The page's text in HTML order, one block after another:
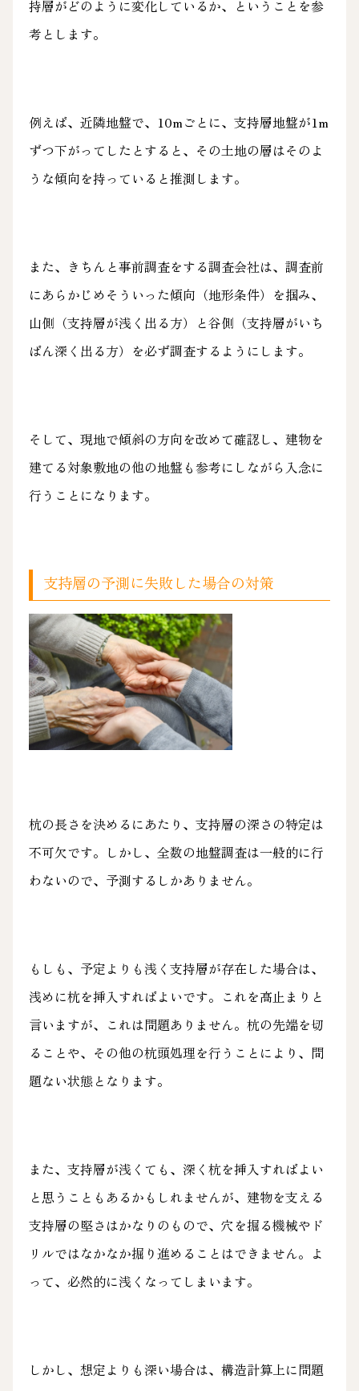
持層がどのように変化しているか、ということを参
考とします。
例えば、近隣地盤で、10mごとに、支持層地盤が1m
ずつ下がってしたとすると、その土地の層はそのよ
うな傾向を持っていると推測します。
また、きちんと事前調査をする調査会社は、調査前
にあらかじめそういった傾向（地形条件）を掴み、
山側（支持層が浅く出る方）と谷側（支持層がいち
ばん深く出る方）を必ず調査するようにします。
そして、現地で傾斜の方向を改めて確認し、建物を
建てる対象敷地の他の地盤も参考にしながら入念に
行うことになります。
支持層の予測に失敗した場合の対策
杭の長さを決めるにあたり、支持層の深さの特定は
不可欠です。しかし、全数の地盤調査は一般的に行
わないので、予測するしかありません。
もしも、予定よりも浅く支持層が存在した場合は、
浅めに杭を挿入すればよいです。これを高止まりと
言いますが、これは問題ありません。杭の先端を切
ることや、その他の杭頭処理を行うことにより、問
題ない状態となります。
また、支持層が浅くても、深く杭を挿入すればよい
と思うこともあるかもしれませんが、建物を支える
支持層の堅さはかなりのもので、穴を掘る機械やド
リルではなかなか掘り進めることはできません。よ
って、必然的に浅くなってしまいます。
しかし、想定よりも深い場合は、構造計算上に問題